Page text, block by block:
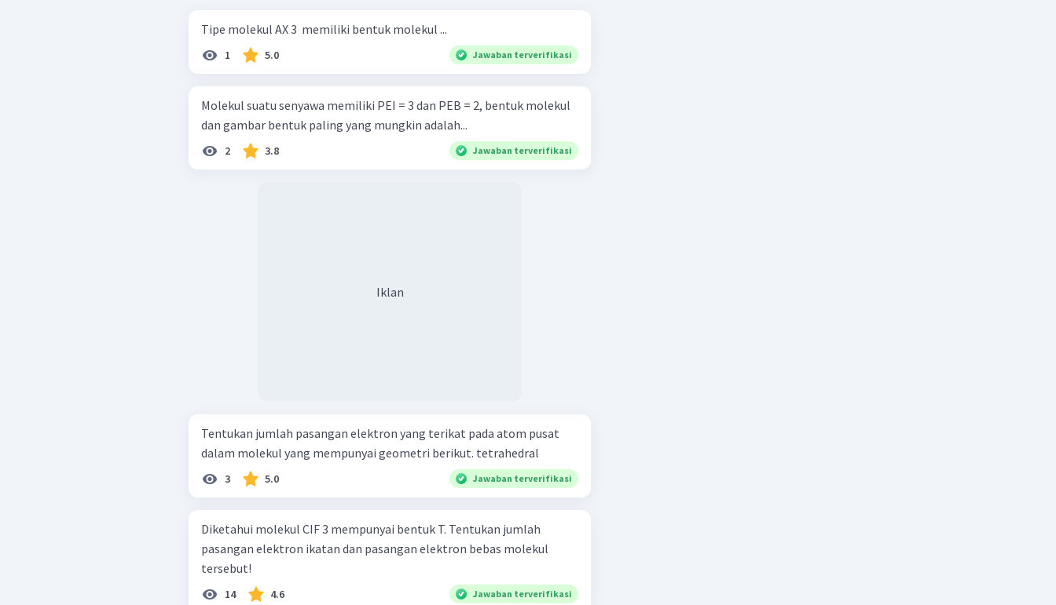
Tipe molekul AX 3 ​ memiliki bentuk molekul ...
1 5.0 Jawaban terverifikasi
Molekul suatu senyawa memiliki PEI = 3 dan PEB = 2, bentuk molekul
dan gambar bentuk paling yang mungkin adalah...
2 3.8 Jawaban terverifikasi
Iklan
Tentukan jumlah pasangan elektron yang terikat pada atom pusat
dalam molekul yang mempunyai geometri berikut. tetrahedral
3 5.0 Jawaban terverifikasi
Diketahui molekul CIF 3 mempunyai bentuk T. Tentukan jumlah
pasangan elektron ikatan dan pasangan elektron bebas molekul
tersebut!
14 4.6 Jawaban terverifikasi